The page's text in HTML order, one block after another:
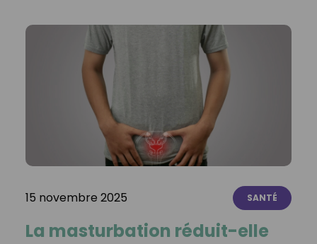
15 novembre 2025 SANTÉ
La masturbation réduit-elle